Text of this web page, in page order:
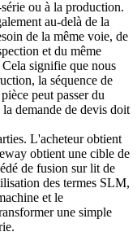
ou à la production.
au-delà de la
de la même voie, de
et du même
signifie que nous
la séquence de
peut passer du
demande de devis doit
L'acheteur obtient
obtient une cible de
de fusion sur lit de
des termes SLM,
et le
une simple